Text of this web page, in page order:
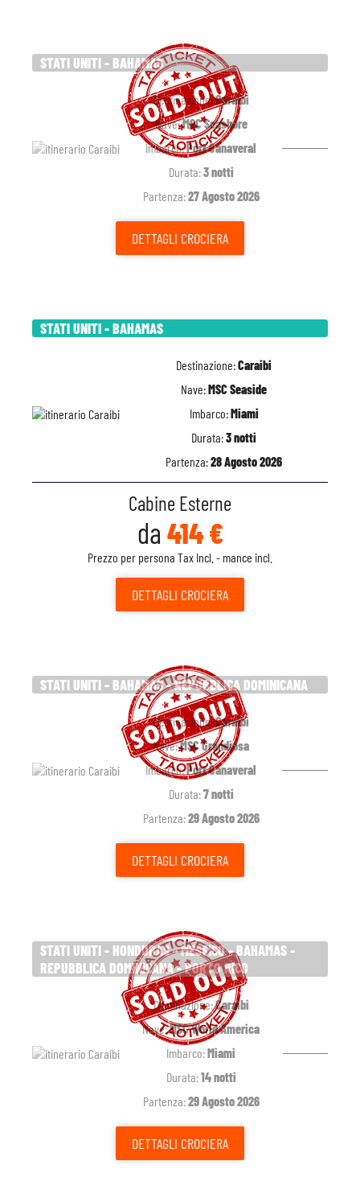
STATI UNITI - BAHAMAS
Destinazione:Caraibi
Nave:MSC Seashore
Imbarco:Port Canaveral
Durata:3 notti
Partenza:27 Agosto 2026
DETTAGLI CROCIERA
STATI UNITI - BAHAMAS
Destinazione:Caraibi
Nave:MSC Seaside
Imbarco:Miami
Durata:3 notti
Partenza:28 Agosto 2026
Cabine Esterne
da 414 €
Prezzo per persona Tax Incl. - mance incl.
DETTAGLI CROCIERA
STATI UNITI - BAHAMAS - REPUBBLICA DOMINICANA
Destinazione:Caraibi
Nave:MSC Grandiosa
Imbarco:Port Canaveral
Durata:7 notti
Partenza:29 Agosto 2026
DETTAGLI CROCIERA
STATI UNITI - HONDURAS - MESSICO - BAHAMAS -
REPUBBLICA DOMINICANA - PORTO RICO
Destinazione:Caraibi
Nave:MSC World America
Imbarco:Miami
Durata:14 notti
Partenza:29 Agosto 2026
DETTAGLI CROCIERA